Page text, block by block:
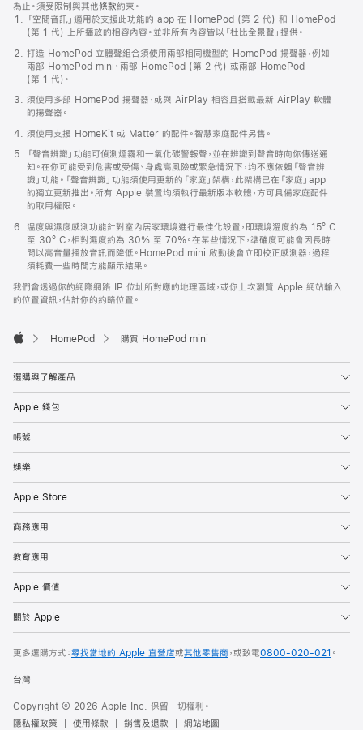
為止。須受限制與其他條款約束。
「空間音訊」適用於支援此功能的 app 在 HomePod (第 2 代) 和 HomePod
(第 1 代) 上所播放的相容內容。並非所有內容皆以「杜比全景聲」提供。
打造 HomePod 立體聲組合須使用兩部相同機型的 HomePod 揚聲器，例如
兩部 HomePod mini、兩部 HomePod (第 2 代) 或兩部 HomePod
(第 1 代)。
須使用多部 HomePod 揚聲器，或與 AirPlay 相容且搭載最新 AirPlay 軟體
的揚聲器。
須使用支援 HomeKit 或 Matter 的配件。智慧家庭配件另售。
「聲音辨識」功能可偵測煙霧和一氧化碳警報聲，並在辨識到聲音時向你傳送通
知。在你可能受到危害或受傷、身處高風險或緊急情況下，均不應依賴「聲音辨
識」功能。「聲音辨識」功能須使用更新的「家庭」架構，此架構已在「家庭」app
的獨立更新推出。所有 Apple 裝置均須執行最新版本軟體，方可具備家庭配件
的取用權限。
溫度與濕度感測功能針對室內居家環境進行最佳化設置，即環境溫度約為 15º C
至 30º C，相對濕度約為 30% 至 70%。在某些情況下，準確度可能會因長時
間以高音量播放音訊而降低。HomePod mini 啟動後會立即校正感測器，過程
須耗費一些時間方能顯示結果。
我們會透過你的網際網路 IP 位址所對應的地理區域，或你上次瀏覽 Apple 網站輸入
的位置資訊，估計你的約略位置。
HomePod 購買 HomePod mini
選購與了解產品
Apple 錢包
帳號
娛樂
Apple Store
商務應用
教育應用
Apple 價值
關於 Apple
更多選購方式：尋找當地的 Apple 直營店或其他零售商 ，或致電0800-020-021 。
台灣
Copyright © 2026 Apple Inc. 保留一切權利。
隱私權政策
使用條款 銷售及退款 網站地圖